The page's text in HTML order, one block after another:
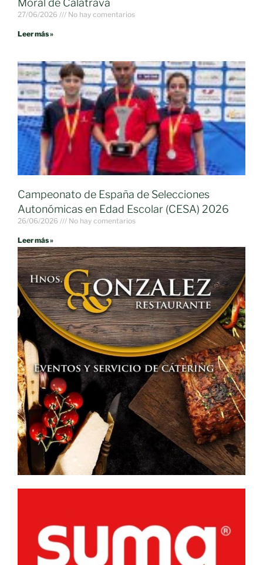
Moral de Calatrava
27/06/2026 No hay comentarios
Leer más »
Campeonato de España de Selecciones
Autonómicas en Edad Escolar (CESA) 2026
26/06/2026 No hay comentarios
Leer más »